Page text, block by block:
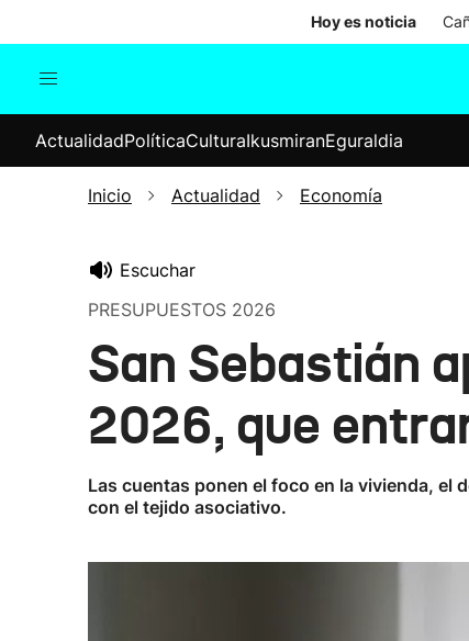
Hoy es noticia
Internacional
Elecciones
ActualidadPolíticaCulturaIkusmiranEguraldia
Inicio Actualidad Economía
Escuchar
PRESUPUESTOS 2026
San Sebastián
2026, que
Las cuentas ponen el foco en la vivienda, el
con el tejido asociativo.